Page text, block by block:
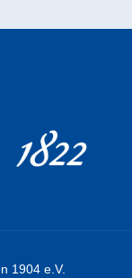
1904 e.V.